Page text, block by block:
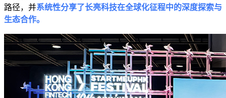
路径，并系统性分享了长亮科技在全球化征程中的深度探索与
生态合作。